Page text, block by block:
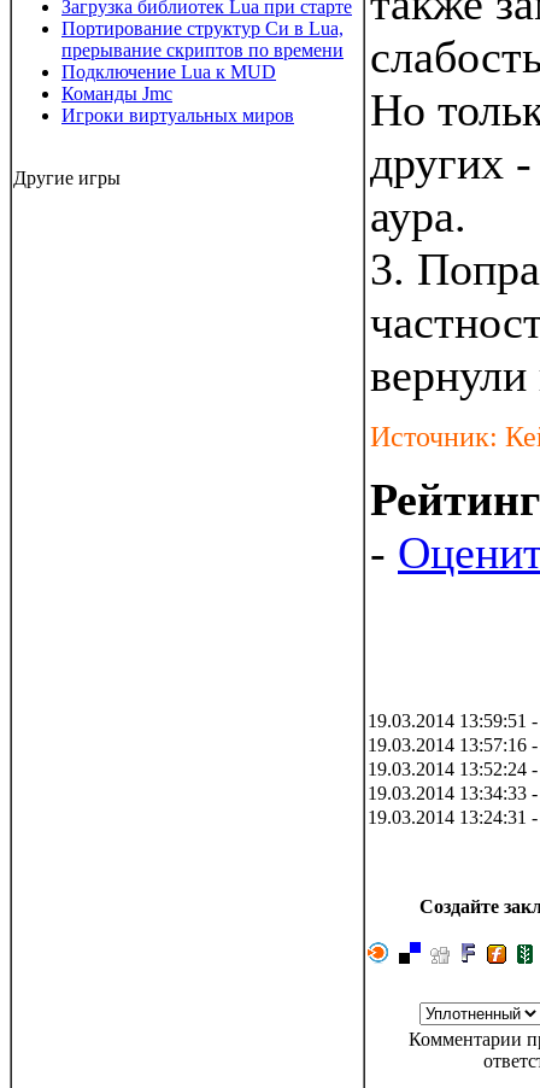
Загрузка библиотек Lua при старте
Портирование структур Си в Lua,
прерывание скриптов по времени
Подключение Lua к MUD
Команды Jmc
Игроки виртуальных миров
Другие игры
Но
других -
аура.
3.
Источник:
-
19.03.2014 13:59:51
19.03.2014 13:57:16
19.03.2014 13:52:24
19.03.2014 13:34:33
19.03.2014 13:24:31
Создайте
Комментарии